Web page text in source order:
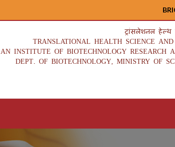
ट्रांसलेशनल हेल्थ
TRANSLATIONAL HEALTH SCIENCE
AN INSTITUTE OF BIOTECHNOLOGY RESEARCH
DEPT. OF BIOTECHNOLOGY, MINISTRY OF